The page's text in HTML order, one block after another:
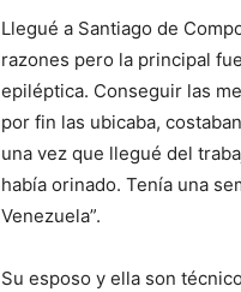
Llegué a Santiago de
razones pero la principal
epiléptica. Conseguir las
por fin las ubicaba,
una vez que llegué del
había orinado. Tenía una
Venezuela”.
Su esposo y ella son